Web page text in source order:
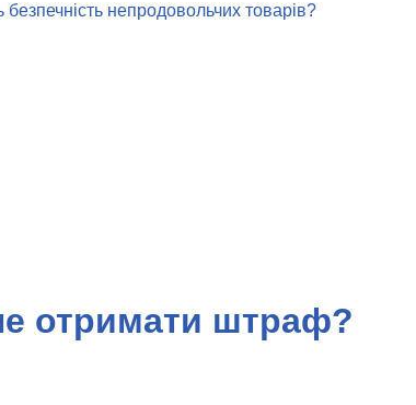
непродовольчих товарів?
отримати штраф?